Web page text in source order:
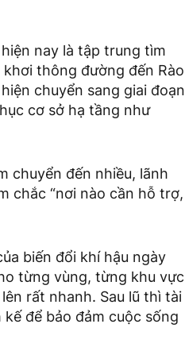
nay là tập trung tìm
thông đường đến Rào
chuyển sang giai đoạn
cơ sở hạ tầng như
chuyển đến nhiều, lãnh
chắc “nơi nào cần hỗ trợ,
biến đổi khí hậu ngày
từng vùng, từng khu vực
rất nhanh. Sau lũ thì tài
để bảo đảm cuộc sống